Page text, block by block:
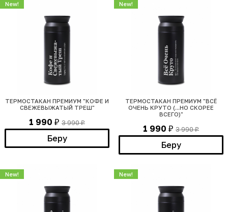
ТЕРМОСТАКАН ПРЕМИУМ "КОФЕ И
СВЕЖЕВЫЖАТЫЙ ТРЕШ"
1 990 ₽ 3 990₽
Беру
New!
ТЕРМОСТАКАН ПРЕМИУМ "ВСЁ
ОЧЕНЬ КРУТО (...НО СКОРЕЕ
ВСЕГО)"
1 990 ₽ 3 990₽
Беру
New!
New! New!